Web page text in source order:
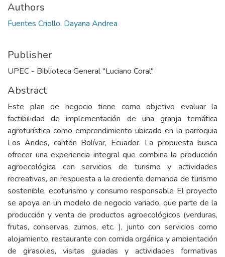
Authors
Fuentes Criollo, Dayana Andrea
Publisher
UPEC - Biblioteca General "Luciano Coral"
Abstract
Este plan de negocio tiene como objetivo evaluar la
factibilidad de implementación de una granja temática
agroturística como emprendimiento ubicado en la parroquia
Los Andes, cantón Bolívar, Ecuador. La propuesta busca
ofrecer una experiencia integral que combina la producción
agroecológica con servicios de turismo y actividades
recreativas, en respuesta a la creciente demanda de turismo
sostenible, ecoturismo y consumo responsable El proyecto
se apoya en un modelo de negocio variado, que parte de la
producción y venta de productos agroecológicos (verduras,
frutas, conservas, zumos, etc. ), junto con servicios como
alojamiento, restaurante con comida orgánica y ambientación
de girasoles, visitas guiadas y actividades formativas